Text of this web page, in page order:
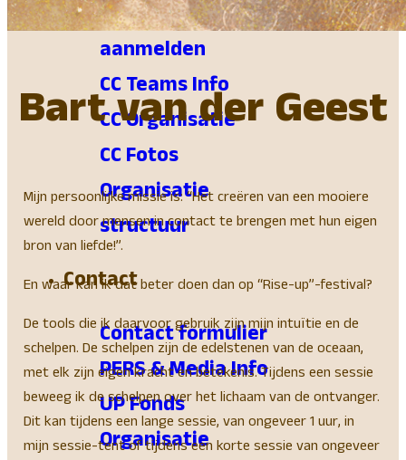
CC Info &
aanmelden
CC Teams Info
CC Organisatie
CC Fotos
Organisatie
structuur
Contact
Contact formulier
PERS & Media Info
UP Fonds
Organisatie
Bart van der Geest
Mijn persoonlijke missie is: “Het creëren van een mooiere
wereld door mensen in contact te brengen met hun eigen
bron van liefde!”.
En waar kan ik dat beter doen dan op “Rise-up”-festival?
De tools die ik daarvoor gebruik zijn mijn intuïtie en de
schelpen. De schelpen zijn de edelstenen van de oceaan,
met elk zijn eigen kracht en betekenis. Tijdens een sessie
beweeg ik de schelpen over het lichaam van de ontvanger.
Dit kan tijdens een lange sessie, van ongeveer 1 uur, in
mijn sessie-tent of tijdens een korte sessie van ongeveer